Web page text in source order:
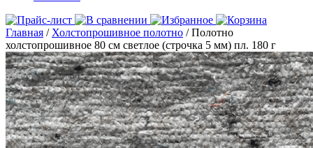
Главная / Холстопрошивное полотно / Полотно
холстопрошивное 80 см светлое (строчка 5 мм) пл. 180 г